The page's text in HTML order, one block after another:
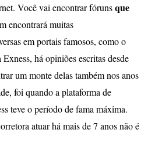
Você vai encontrar fórunsque
encontrará muitas
em portais famosos, como o
há opiniões escritas desde
um monte delas também nos anos
foi quando a plataforma de
teve o período de fama máxima.
atuar há mais de 7 anos não é